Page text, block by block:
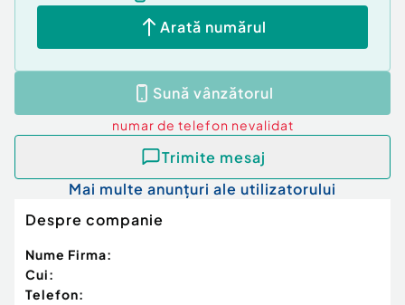
Arată numărul
Sună vânzătorul
numar de telefon nevalidat
Trimite mesaj
Mai multe anunțuri ale utilizatorului
Despre companie
Nume Firma:
Cui:
Telefon: